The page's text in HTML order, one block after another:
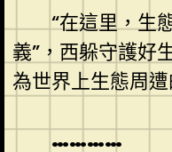
“在這里，生
義”，西躲守護好
為世界上生態周
…………